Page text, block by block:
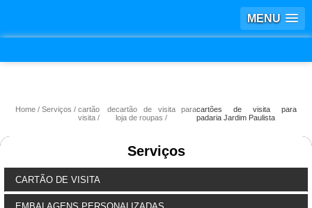
MENU
Home Serviços
cartão de
visita
cartão de visita para
loja de roupas
cartões de visita para
padaria Jardim Paulista
Serviços
CARTÃO DE VISITA